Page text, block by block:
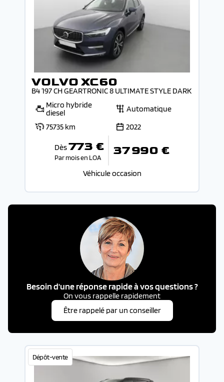
VOLVO XC60
B4 197 CH GEARTRONIC 8 ULTIMATE STYLE DARK
Micro hybride
diesel
Automatique
75735 km
2022
Dès773 €
Par mois en LOA 37 990 €
Véhicule occasion
Besoin d'une réponse rapide à vos questions ?
On vous rappelle rapidement
Être rappelé par un conseiller
Dépôt-vente